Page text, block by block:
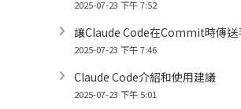
2025-07-23 下午 7:52
讓Claude Code在Commit時傳送
2025-07-23 下午 7:46
Claude Code介紹和使用建議
2025-07-23 下午 5:01